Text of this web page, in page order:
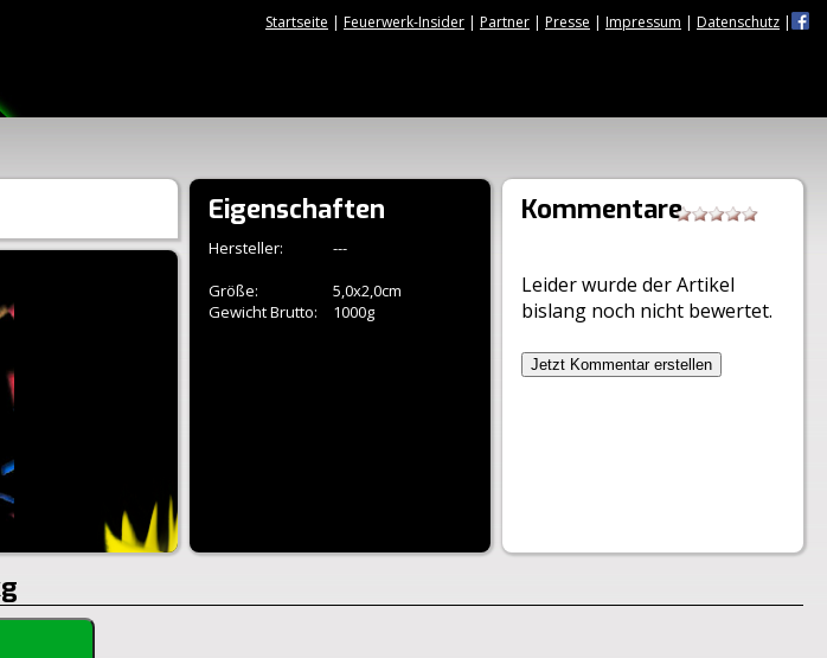
Startseite | Feuerwerk-Insider | Partner | Presse | Impressum | Datenschutz |
Eigenschaften
Hersteller:
---
Größe:
5,0x2,0cm
Gewicht Brutto:
1000g
Kommentare
Leider wurde der Artikel
bislang noch nicht bewertet.
Jetzt Kommentar erstellen